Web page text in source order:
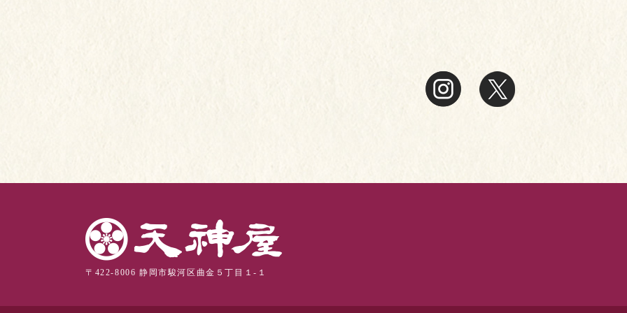
〒422-8006 静岡市駿河区曲金５丁目１-１